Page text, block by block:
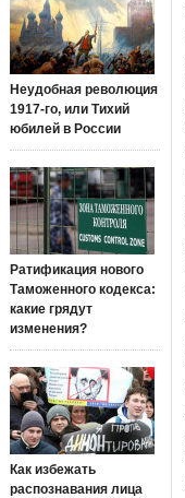
Неудобная революция
1917-го, или Тихий
юбилей в России
Ратификация нового
Таможенного кодекса:
какие грядут
изменения?
Как избежать
распознавания лица